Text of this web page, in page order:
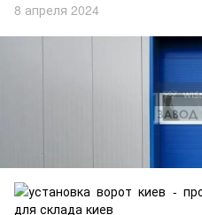
8 апреля 2024